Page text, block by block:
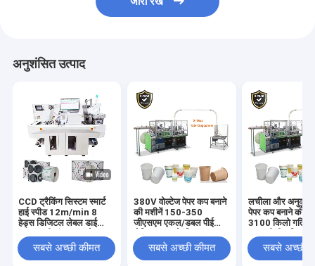
अनुशंसित उत्पाद
CCD ट्रैकिंग सिस्टम स्मार्ट
हाई स्पीड 12m/min 8
हेड्स डिजिटल लेबल डाई
स्टिकर डाई कटिंग मशीन
सबसे अच्छी कीमत
380V वोल्टेज पेपर कप बनाने
की मशीनें 150-350
जीएसएम एकल/डबल पीई
सबसे अच्छी कीमत
लचीला और अनुकूलन
पेपर कप बनाने की
3100 किलो गति
सबसे अच्छी